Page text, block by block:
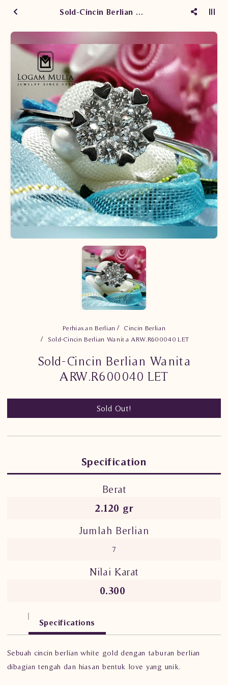
Sold-Cincin Berlian Wanita ARW.R600040 LET
Perhiasan Berlian
Cincin Berlian
Sold-Cincin Berlian Wanita ARW.R600040 LET
Sold-Cincin Berlian Wanita
ARW.R600040 LET
Sold Out!
Specification
Berat
2.120 gr
Jumlah Berlian
7
Nilai Karat
0.300
Specifications
Sebuah cincin berlian white gold dengan taburan berlian
dibagian tengah dan hiasan bentuk love yang unik.